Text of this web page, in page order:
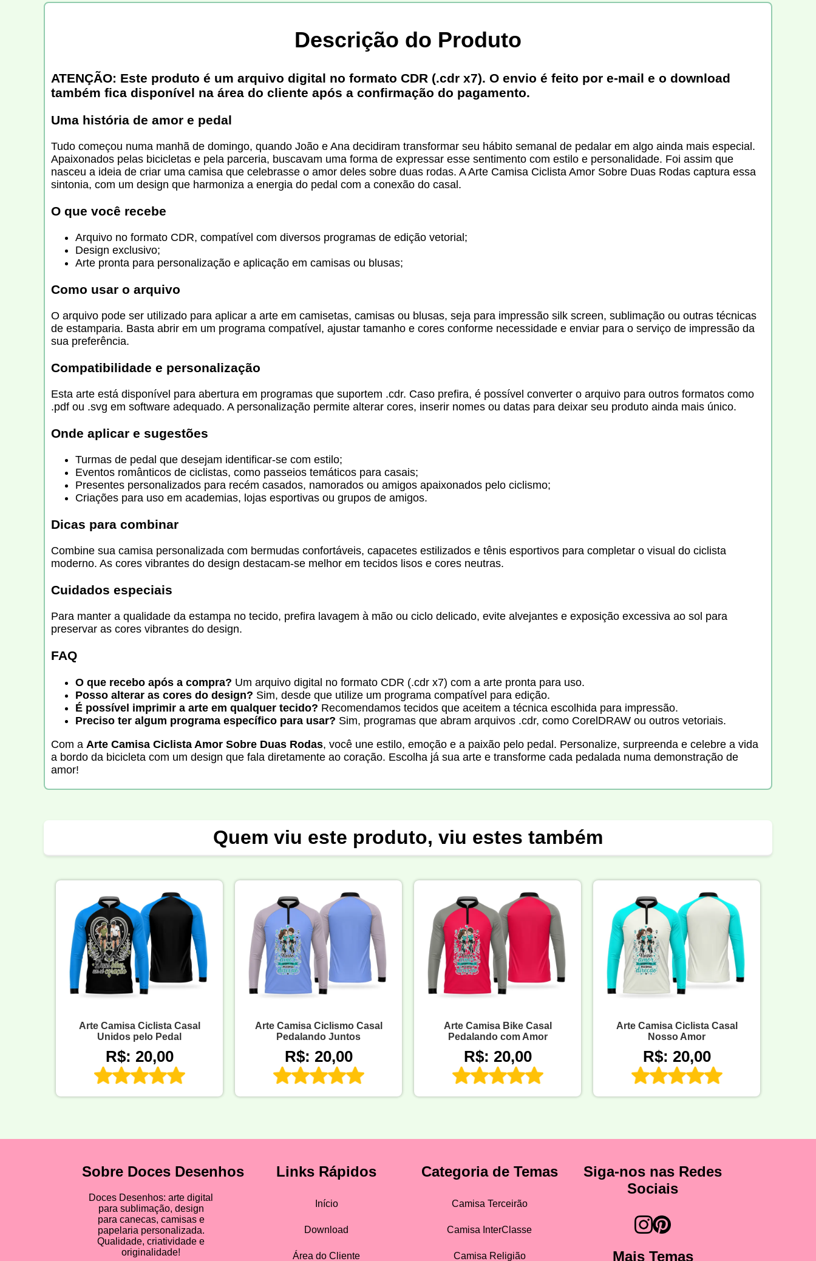
Descrição do Produto
ATENÇÃO: Este produto é um arquivo digital no formato CDR (.cdr x7). O envio é feito por e-mail e o download
também fica disponível na área do cliente após a confirmação do pagamento.
Uma história de amor e pedal
Tudo começou numa manhã de domingo, quando João e Ana decidiram transformar seu hábito semanal de pedalar em algo ainda mais especial.
Apaixonados pelas bicicletas e pela parceria, buscavam uma forma de expressar esse sentimento com estilo e personalidade. Foi assim que
nasceu a ideia de criar uma camisa que celebrasse o amor deles sobre duas rodas. A Arte Camisa Ciclista Amor Sobre Duas Rodas captura essa
sintonia, com um design que harmoniza a energia do pedal com a conexão do casal.
O que você recebe
Arquivo no formato CDR, compatível com diversos programas de edição vetorial;
Design exclusivo;
Arte pronta para personalização e aplicação em camisas ou blusas;
Como usar o arquivo
O arquivo pode ser utilizado para aplicar a arte em camisetas, camisas ou blusas, seja para impressão silk screen, sublimação ou outras técnicas
de estamparia. Basta abrir em um programa compatível, ajustar tamanho e cores conforme necessidade e enviar para o serviço de impressão da
sua preferência.
Compatibilidade e personalização
Esta arte está disponível para abertura em programas que suportem .cdr. Caso prefira, é possível converter o arquivo para outros formatos como
.pdf ou .svg em software adequado. A personalização permite alterar cores, inserir nomes ou datas para deixar seu produto ainda mais único.
Onde aplicar e sugestões
Turmas de pedal que desejam identificar-se com estilo;
Eventos românticos de ciclistas, como passeios temáticos para casais;
Presentes personalizados para recém casados, namorados ou amigos apaixonados pelo ciclismo;
Criações para uso em academias, lojas esportivas ou grupos de amigos.
Dicas para combinar
Combine sua camisa personalizada com bermudas confortáveis, capacetes estilizados e tênis esportivos para completar o visual do ciclista
moderno. As cores vibrantes do design destacam-se melhor em tecidos lisos e cores neutras.
Cuidados especiais
Para manter a qualidade da estampa no tecido, prefira lavagem à mão ou ciclo delicado, evite alvejantes e exposição excessiva ao sol para
preservar as cores vibrantes do design.
FAQ
O que recebo após a compra? Um arquivo digital no formato CDR (.cdr x7) com a arte pronta para uso.
Posso alterar as cores do design? Sim, desde que utilize um programa compatível para edição.
É possível imprimir a arte em qualquer tecido? Recomendamos tecidos que aceitem a técnica escolhida para impressão.
Preciso ter algum programa específico para usar? Sim, programas que abram arquivos .cdr, como CorelDRAW ou outros vetoriais.
Com a Arte Camisa Ciclista Amor Sobre Duas Rodas, você une estilo, emoção e a paixão pelo pedal. Personalize, surpreenda e celebre a vida
a bordo da bicicleta com um design que fala diretamente ao coração. Escolha já sua arte e transforme cada pedalada numa demonstração de
amor!
Quem viu este produto, viu estes também
Arte Camisa Ciclista Casal
Unidos pelo Pedal
R$: 20,00
Arte Camisa Ciclismo Casal
Pedalando Juntos
R$: 20,00
Arte Camisa Bike Casal
Pedalando com Amor
R$: 20,00
Arte Camisa Ciclista Casal
Nosso Amor
R$: 20,00
Sobre Doces Desenhos
Doces Desenhos: arte digital
para sublimação, design
para canecas, camisas e
papelaria personalizada.
Qualidade, criatividade e
originalidade!
Links Rápidos
Início
Download
Área do Cliente
Categoria de Temas
Camisa Terceirão
Camisa InterClasse
Camisa Religião
Siga-nos nas Redes
Sociais
Mais Temas